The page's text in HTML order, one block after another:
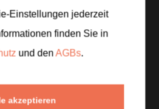
Einstellungen jederzeit
finden Sie in
und denAGBs.
akzeptieren